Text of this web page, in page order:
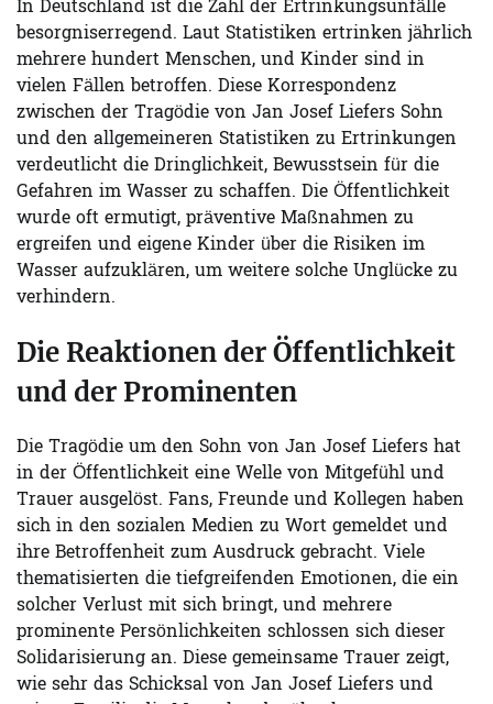
In Deutschland ist die Zahl der Ertrinkungsunfälle
besorgniserregend. Laut Statistiken ertrinken jährlich
mehrere hundert Menschen, und Kinder sind in
vielen Fällen betroffen. Diese Korrespondenz
zwischen der Tragödie von Jan Josef Liefers Sohn
und den allgemeineren Statistiken zu Ertrinkungen
verdeutlicht die Dringlichkeit, Bewusstsein für die
Gefahren im Wasser zu schaffen. Die Öffentlichkeit
wurde oft ermutigt, präventive Maßnahmen zu
ergreifen und eigene Kinder über die Risiken im
Wasser aufzuklären, um weitere solche Unglücke zu
verhindern.
Die Reaktionen der Öffentlichkeit
und der Prominenten
Die Tragödie um den Sohn von Jan Josef Liefers hat
in der Öffentlichkeit eine Welle von Mitgefühl und
Trauer ausgelöst. Fans, Freunde und Kollegen haben
sich in den sozialen Medien zu Wort gemeldet und
ihre Betroffenheit zum Ausdruck gebracht. Viele
thematisierten die tiefgreifenden Emotionen, die ein
solcher Verlust mit sich bringt, und mehrere
prominente Persönlichkeiten schlossen sich dieser
Solidarisierung an. Diese gemeinsame Trauer zeigt,
wie sehr das Schicksal von Jan Josef Liefers und